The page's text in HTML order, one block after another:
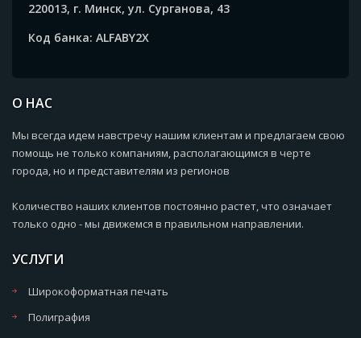
220013, г. Минск, ул. Сурганова, 43
Код банка: ALFABY2X
О НАС
Мы всегда идем навстречу нашим клиентам и предлагаем свою
помощь не только компаниям, располагающимся в черте
города, но и представителям из регионов
Количество наших клиентов постоянно растет, что означает
только одно - мы движемся в правильном направлении.
УСЛУГИ
Широкоформатная печать
Полиграфия